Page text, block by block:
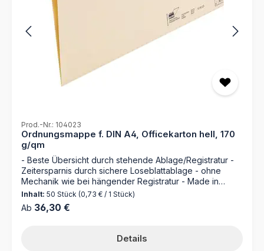
Prod.-Nr.: 104023
Ordnungsmappe f. DIN A4, Officekarton hell, 170
g/qm
- Beste Übersicht durch stehende Ablage/Registratur -
Zeitersparnis durch sichere Loseblattablage - ohne
Mechanik wie bei hängender Registratur - Made in
Germany Entdecken Sie die Ordnungsmappe 104023
von MAPPEI – Ihr zuverlässiger Partner für die perfekte
Organisation Ihrer Dokumente. Hergestellt aus
Mappe nicht nur erstklassige Langlebigkeit, sondern
auch jede Menge Platzsparpotential. Mit einer Kapazität
Inhalt: 50 Stück (0,73 € / 1 Stück)
Regulärer Preis:
Ab 36,30 €
Details